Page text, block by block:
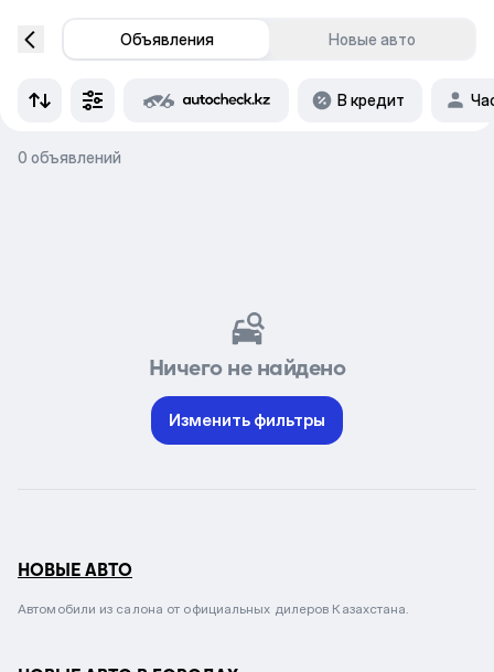
Объявления Новые авто
В кредит
0 объявлений
Ничего не найдено
Изменить фильтры
НОВЫЕ АВТО
Автомобили из салона от официальных дилеров Казахстана.